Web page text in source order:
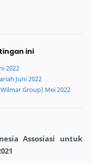
ini
2022
Juni 2022
Group) Mei 2022
Assosiasi untuk